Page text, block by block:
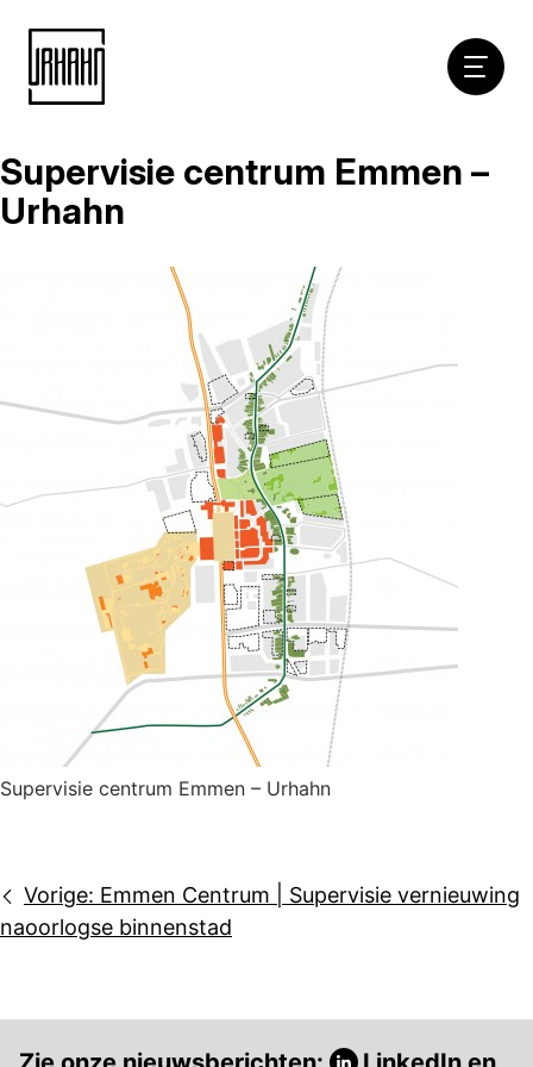
Naar
inhoud
Supervisie centrum Emmen –
Urhahn
Supervisie centrum Emmen – Urhahn
Bericht
navigatie
Vorige: Emmen Centrum | Supervisie vernieuwing
naoorlogse binnenstad